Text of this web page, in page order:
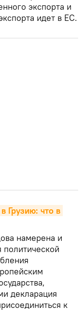
экспорта и
идет в ЕС.
Грузию: что в
намерена и
декларация
к